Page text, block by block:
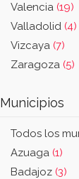
Valencia (19)
Valladolid (4)
Vizcaya (7)
Zaragoza (5)
Municipios
Todos los
Azuaga (1)
Badajoz (3)